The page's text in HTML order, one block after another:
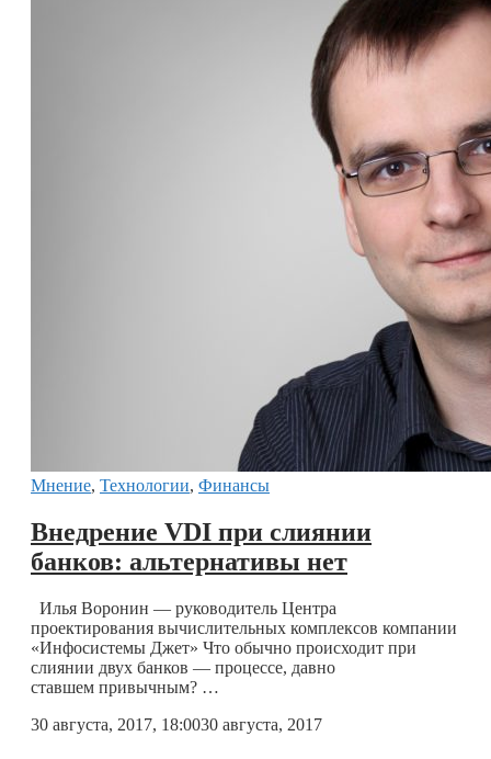
Мнение, Технологии, Финансы
Внедрение VDI при слиянии
банков: альтернативы нет
Илья Воронин — руководитель Центра
проектирования вычислительных комплексов компании
«Инфосистемы Джет» Что обычно происходит при
слиянии двух банков — процессе, давно
ставшем привычным? …
30 августа, 2017, 18:0030 августа, 2017